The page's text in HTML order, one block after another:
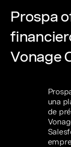
Prospa
Vonage
una
de